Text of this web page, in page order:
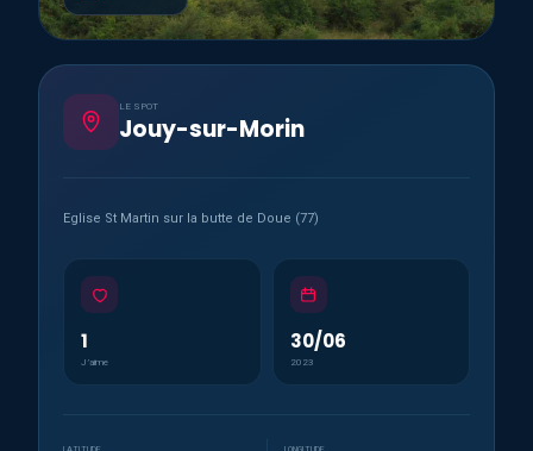
LE SPOT
Jouy-sur-Morin
Eglise St Martin sur la butte de Doue (77)
1
J’aime
30/06
2023